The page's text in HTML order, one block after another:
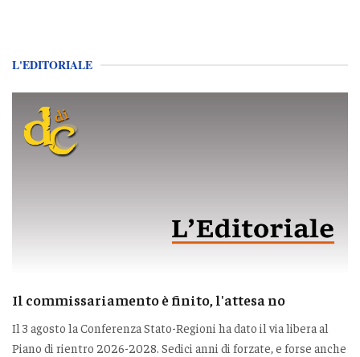
L'EDITORIALE
Il commissariamento è finito, l'attesa no
Il 3 agosto la Conferenza Stato-Regioni ha dato il via libera al
Piano di rientro 2026-2028. Sedici anni di forzate, e forse anche